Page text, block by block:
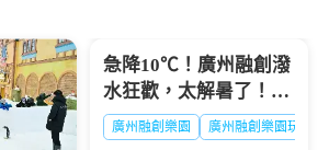
假期，讓你的暑假不再千...
急降10℃！廣州融創潑
水狂歡，太解暑了！🔥
大暑熱到融化？
廣州融創樂園 廣州融創樂園玩水